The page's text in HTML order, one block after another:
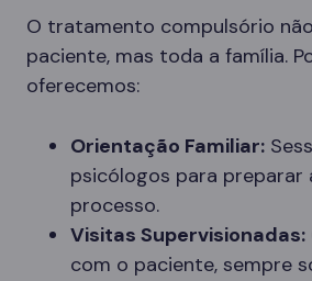
O tratamento compulsório
paciente, mas toda a família.
oferecemos:
Orientação Familiar:
psicólogos para preparar
processo.
Visitas Supervisionadas:
com o paciente, sempre